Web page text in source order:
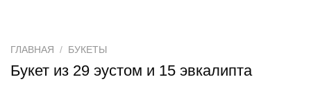
ГЛАВНАЯ / БУКЕТЫ
Букет из 29 эустом и 15 эвкалипта